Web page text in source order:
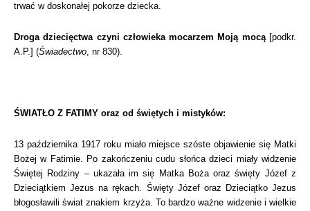
trwać w doskonałej pokorze dziecka.
Droga dziecięctwa czyni człowieka mocarzem Moją mocą[podkr.
A.P.] (Świadectwo, nr 830).
ŚWIATŁO Z FATIMY oraz od świętych i mistyków:
13 października 1917 roku miało miejsce szóste objawienie się Matki
Bożej w Fatimie. Po zakończeniu cudu słońca dzieci miały widzenie
Świętej Rodziny – ukazała im się Matka Boża oraz święty Józef z
Dzieciątkiem Jezus na rękach. Święty Józef oraz Dzieciątko Jezus
błogosławili świat znakiem krzyża. To bardzo ważne widzenie i wielkie